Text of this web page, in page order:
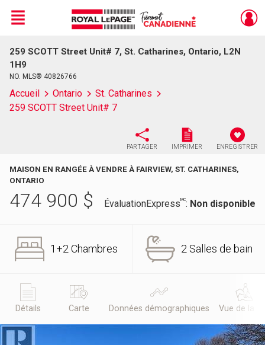
Live
En Direct
Menu
259 SCOTT Street Unit# 7, St. Catharines, Ontario, L2N
1H9
NO. MLS® 40826766
Accueil Ontario
St. Catharines
259 SCOTT Street Unit# 7
PARTAGER IMPRIMER ENREGISTRER
MAISON EN RANGÉE À VENDRE À FAIRVIEW, ST. CATHARINES,
ONTARIO
474 900 $ ÉvaluationExpressMC: Non disponible
1+2 Chambres 2 Salles de bain
Détails Carte Données démographiques Vue de la